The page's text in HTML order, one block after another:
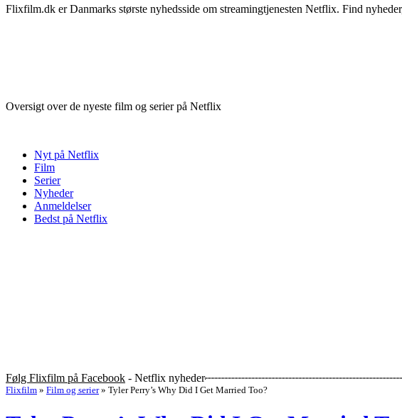
Flixfilm.dk er Danmarks største nyhedsside om streamingtjenesten Netflix. Find
Oversigt over de nyeste film og serier på Netflix
Nyt på Netflix
Film
Serier
Nyheder
Anmeldelser
Bedst på Netflix
Følg Flixfilm på Facebook - Netflix nyheder
Flixfilm » Film og serier » Tyler Perry’s Why Did I Get Married Too?